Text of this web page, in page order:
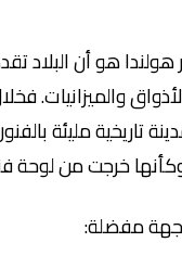
هو أن البلاد تقدم
والميزانيات. فخلال
مليئة بالفنون
خرجت من لوحة فنية.